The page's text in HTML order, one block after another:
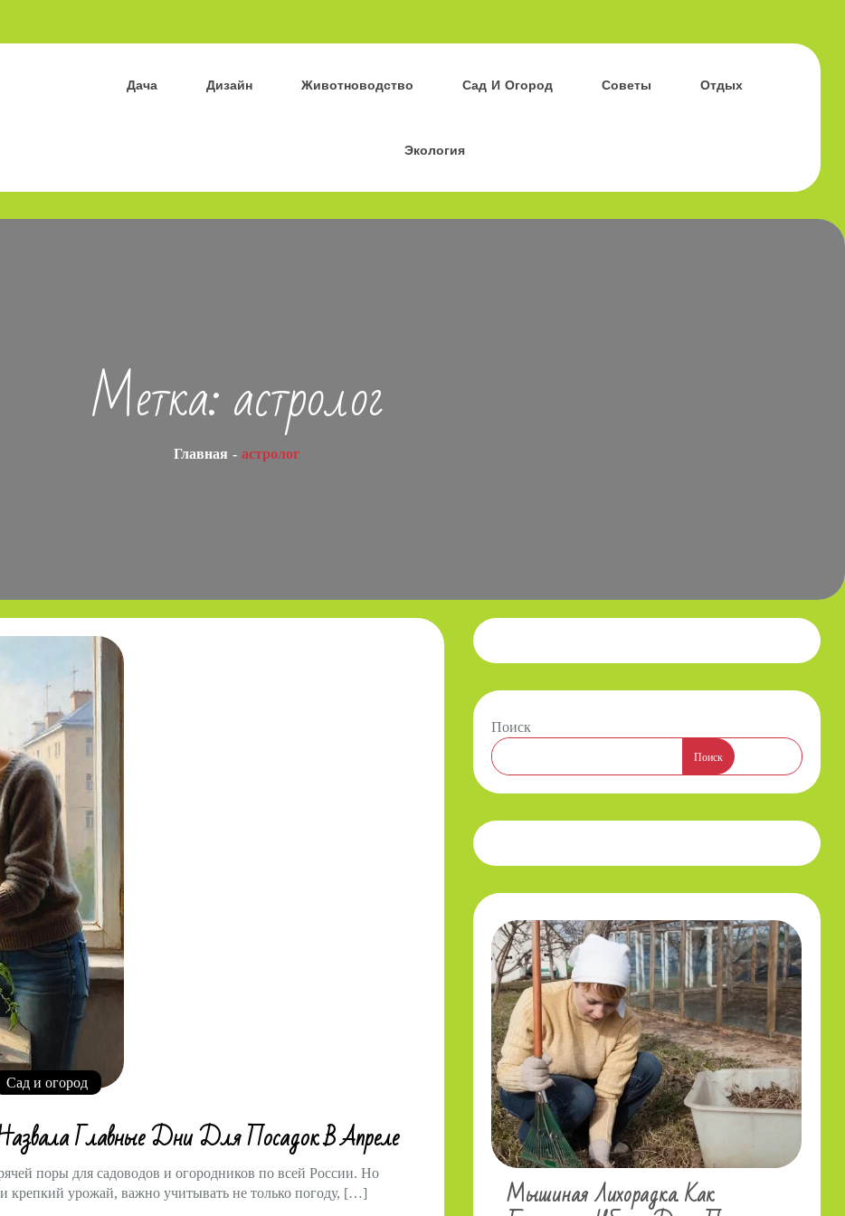
Дача Дизайн Животноводство Сад И Огород Советы Отдых
Экология
Метка:астролог
Главная астролог
Сад и огород
Главные Дни Для Посадок В Апреле
поры для садоводов и огородников по всей России. Но
крепкий урожай, важно учитывать не только погоду, […]
Поиск
Поиск
Мышиная Лихорадка. Как